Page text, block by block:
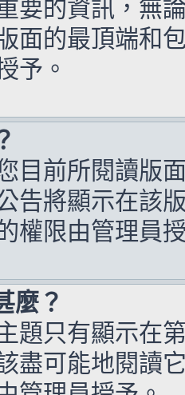
要的資訊，無
面的最頂端和
予。
目前所閱讀版
告將顯示在該
權限由管理員
麼？
題只有顯示在
盡可能地閱讀